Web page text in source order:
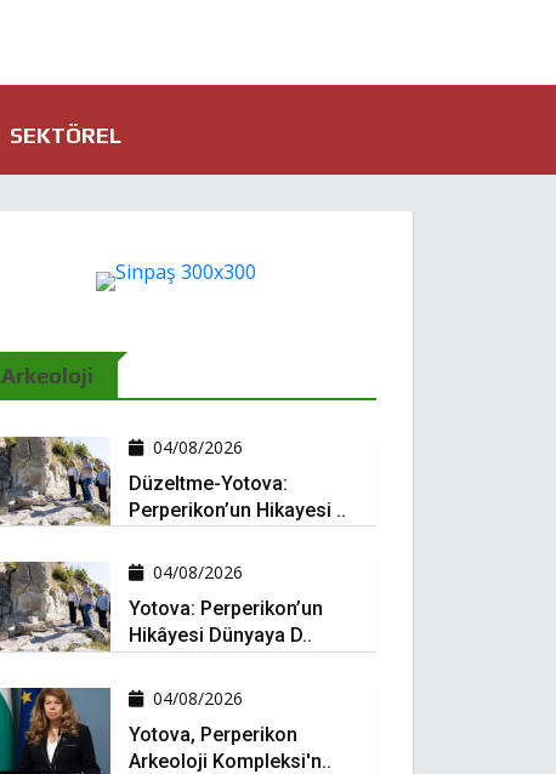
SEKTÖREL
Arkeoloji
04/08/2026
Düzeltme-Yotova:
Perperikon’un Hikayesi ..
04/08/2026
Yotova: Perperikon’un
Hikâyesi Dünyaya D..
04/08/2026
Yotova, Perperikon
Arkeoloji Kompleksi'n..